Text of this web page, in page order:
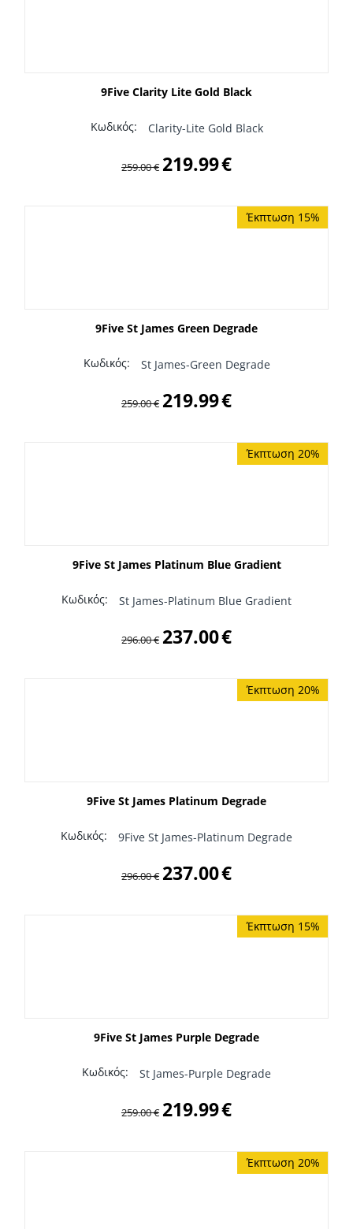
9Five Clarity Lite Gold Black
Κωδικός: Clarity-Lite Gold Black
259.00€ 219.99€
Έκπτωση 15%
9Five St James Green Degrade
Κωδικός: St James-Green Degrade
259.00€ 219.99€
Έκπτωση 20%
9Five St James Platinum Blue Gradient
Κωδικός: St James-Platinum Blue Gradient
296.00€ 237.00€
Έκπτωση 20%
9Five St James Platinum Degrade
Κωδικός: 9Five St James-Platinum Degrade
296.00€ 237.00€
Έκπτωση 15%
9Five St James Purple Degrade
Κωδικός: St James-Purple Degrade
259.00€ 219.99€
Έκπτωση 20%